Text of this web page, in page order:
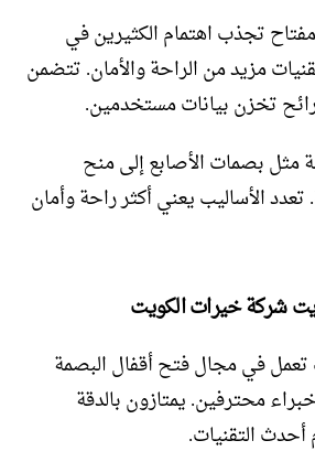
تجذب اهتمام الكثيرين في
مزيد من الراحة والأمان. تتضمن
مثل بصمات الأصابع إلى منح
الأساليب يعني أكثر راحة وأمان
شركة خيرات الكويت
في مجال فتح أقفال البصمة
محترفين. يمتازون بالدقة
التقنيات.